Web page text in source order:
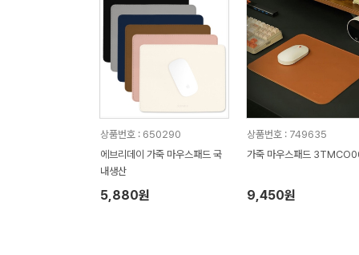
상품번호 : 650290
에브리데이 가죽 마우스패드 국
내생산
5,880원
상품번호 : 749635
가죽 마우스패드
9,450원